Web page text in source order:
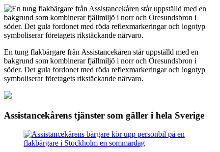
En tung flakbärgare från Assistancekåren står uppställd med en
bakgrund som kombinerar fjällmiljö i norr och Öresundsbron i
söder. Det gula fordonet med röda reflexmarkeringar och logotyp
symboliserar företagets rikstäckande närvaro.
Assistancekårens tjänster som gäller i hela Sverige